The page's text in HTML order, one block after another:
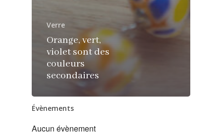
Verre
Orange, vert,
violet sont des
couleurs
secondaires
Évènements
Aucun évènement